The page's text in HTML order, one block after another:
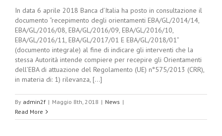
In data 6 aprile 2018 Banca d’Italia ha posto in consultazione il
documento “recepimento degli orientamenti EBA/GL/2014/14,
EBA/GL/2016/08, EBA/GL/2016/09, EBA/GL/2016/10,
EBA/GL/2016/11, EBA/GL/2017/01 E EBA/GL/2018/01”
(documento integrale) al fine di indicare gli interventi che la
stessa Autorità intende compiere per recepire gli Orientamenti
dell’EBA di attuazione del Regolamento (UE) n°575/2013 (CRR),
in materia di: 1) rilevanza, [...]
By admin2f | Maggio 8th, 2018 | News |
Read More